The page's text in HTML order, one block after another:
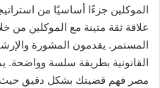
الموكلين جزءًا أساسيًا من
علاقة ثقة متينة مع الموكلين من
المستمر. يقدمون المشورة
القانونية بطريقة سلسة
مصر فهم قضيتك بشكل دقيق حيث